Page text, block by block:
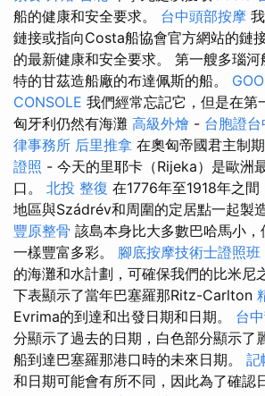
船的健康和安全要求。 台中頭部按摩
鏈接或指向Costa船協會官方網站的鏈
的最新健康和安全要求。 第一艘多瑙
特的甘茲造船廠的布達佩斯的船。
CONSOLE 我們經常忘記它，但是在第
匈牙利仍然有海灘 高級外燴 - 台胞證台
律事務所 后里推拿 在奧匈帝國君主制
證照 - 今天的里耶卡（Rijeka）是歐洲
口。 北投 整復 在1776年至1918年之
地區與Szádrév和周圍的定居點一起製
豐原整骨 該島本身比大多數巴哈馬小
一樣豐富多彩。 腳底按摩技術士證照班
的海灘和水計劃，可確保我們的比米尼
下表顯示了當年巴塞羅那Ritz-Carlton
Evrima的到達和出發日期和日期。 台
分顯示了過去的日期，白色部分顯示了
船到達巴塞羅那港口時的未來日期。 記
和日期可能會有所不同，因此為了確認